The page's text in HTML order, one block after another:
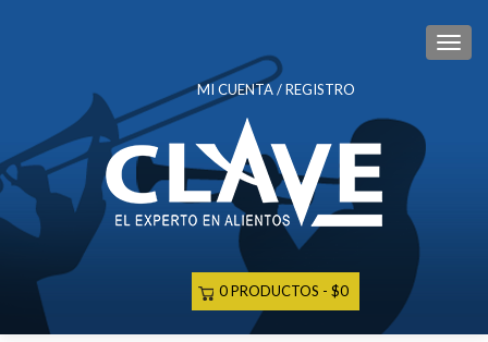
MI CUENTA / REGISTRO
0 PRODUCTOS $0